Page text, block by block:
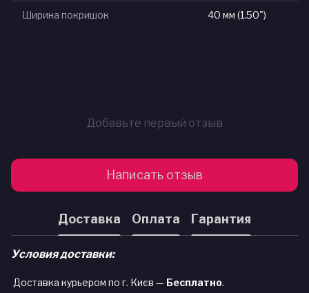
Ширина покришок 40 мм (1.50")
Добавьте первый отзыв
Написать отзыв
Доставка Оплата Гарантия
Условия доставки:
Доставка курьером по г. Києв — Бесплатно.